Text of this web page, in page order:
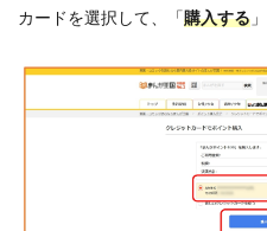
カードを選択して、「購入する